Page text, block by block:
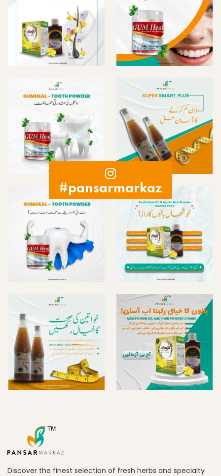
#pansarmarkaz
Discover the finest selection of fresh herbs and specialty